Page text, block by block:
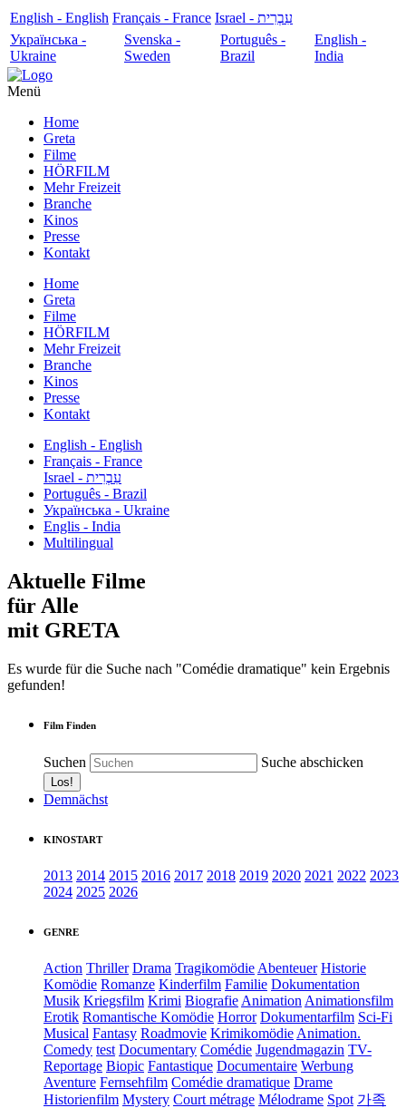
English - English Français - France
עִבְרִית - Israel
Українська -
Ukraine
Svenska -
Sweden
Português -
Brazil
English -
India
Menü
Home
Greta
Filme
HÖRFILM
Mehr Freizeit
Branche
Kinos
Presse
Kontakt
Home
Greta
Filme
HÖRFILM
Mehr Freizeit
Branche
Kinos
Presse
Kontakt
English - English
Français - France
עִבְרִית - Israel
Português - Brazil
Українська - Ukraine
Englis - India
Multilingual
Aktuelle Filme
für Alle
mit GRETA
Es wurde für die Suche nach "Comédie dramatique" kein Ergebnis
gefunden!
Film Finden
Suchen Suche abschicken
Demnächst
KINOSTART
2013 2014 2015 2016 2017 2018 2019 2020 2021 2022 2023
2024 2025 2026
GENRE
Action Thriller Drama Tragikomödie Abenteuer Historie
Komödie Romanze Kinderfilm Familie Dokumentation
Musik Kriegsfilm Krimi Biografie Animation Animationsfilm
Erotik Romantische Komödie Horror Dokumentarfilm Sci-Fi
Musical Fantasy Roadmovie Krimikomödie Animation.
Comedy test Documentary Comédie Jugendmagazin TV-
Reportage Biopic Fantastique Documentaire Werbung
Aventure Fernsehfilm Comédie dramatique Drame
Historienfilm Mystery Court métrage Mélodrame Spot 가족